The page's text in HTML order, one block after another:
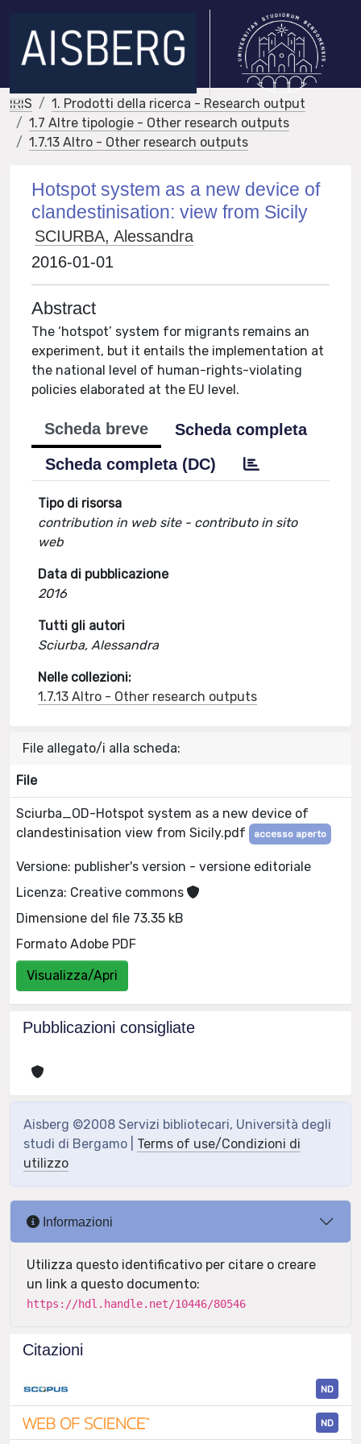
IRIS
1. Prodotti della ricerca - Research output
1.7 Altre tipologie - Other research outputs
1.7.13 Altro - Other research outputs
Hotspot system as a new device of
clandestinisation: view from Sicily
SCIURBA, Alessandra
2016-01-01
Abstract
The ‘hotspot’ system for migrants remains an
experiment, but it entails the implementation at
the national level of human-rights-violating
policies elaborated at the EU level.
Scheda breve
Scheda completa
Scheda completa (DC)
Tipo di risorsa
contribution in web site - contributo in sito
web
Data di pubblicazione
2016
Tutti gli autori
Sciurba, Alessandra
Nelle collezioni:
1.7.13 Altro - Other research outputs
File allegato/i alla scheda:
File
Sciurba_OD-Hotspot system as a new device of
clandestinisation view from Sicily.pdf
accesso aperto
Versione: publisher's version - versione editoriale
Licenza: Creative commons
Dimensione del file 73.35 kB
Formato Adobe PDF
Visualizza/Apri
Pubblicazioni consigliate
Aisberg ©2008 Servizi bibliotecari, Università degli
studi di Bergamo | Terms of use/Condizioni di
utilizzo
Informazioni
Utilizza questo identificativo per citare o creare
un link a questo documento:
https://hdl.handle.net/10446/80546
Citazioni
ND
ND